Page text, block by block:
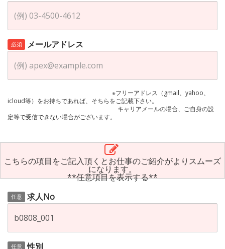
必須 メールアドレス
※フリーアドレス（gmail、yahoo、
icloud等）をお持ちであれば、そちらをご記載下さい。
キャリアメールの場合、ご自身の設
定等で受信できない場合がございます。
こちらの項目をご記入頂くとお仕事のご紹介がよりスムーズ
になります。
**任意項目を表示する**
任意 求人No
任意 性別